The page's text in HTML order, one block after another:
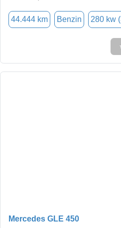
44.444 km Benzin 280 kw
Mercedes GLE 450